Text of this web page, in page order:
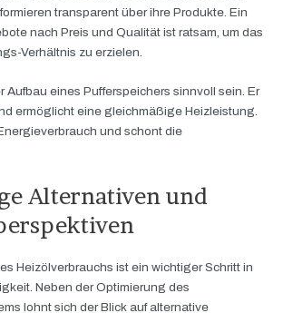
transparent über ihre Produkte. Ein
nach Preis und Qualität ist ratsam, um das
Verhältnis zu erzielen.
Aufbau eines Pufferspeichers sinnvoll sein. Er
ermöglicht eine gleichmäßige Heizleistung.
und schont die
Alternativen und
Heizölverbrauchs ist ein wichtiger Schritt in
Neben der Optimierung des
lohnt sich der Blick auf alternative